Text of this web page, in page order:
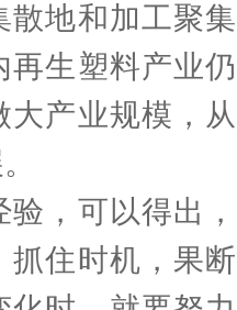
散地和加工聚
生塑料产业
大产业规模，
，可以得出，
抓住时机，果